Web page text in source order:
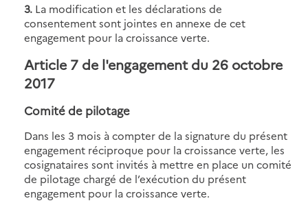
3. La modification et les déclarations de
consentement sont jointes en annexe de cet
engagement pour la croissance verte.
Article 7 de l'engagement du 26 octobre
2017
Comité de pilotage
Dans les 3 mois à compter de la signature du présent
engagement réciproque pour la croissance verte, les
cosignataires sont invités à mettre en place un comité
de pilotage chargé de l’exécution du présent
engagement pour la croissance verte.